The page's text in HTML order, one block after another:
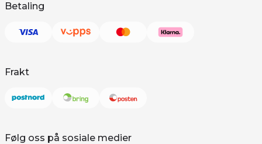
Betaling
Frakt
Følg oss på sosiale medier